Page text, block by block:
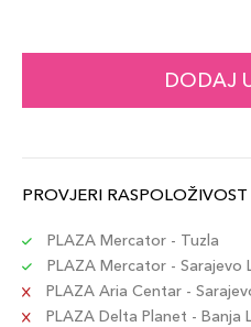
244W Sabbia
Šifra artikla
248W Beige
Terracott
DODAJ
PROVJERI
PLAZA Mercator - Tuzla
PLAZA Mercator - Sarajevo
PLAZA Aria Centar -
PLAZA Delta Planet - Banja